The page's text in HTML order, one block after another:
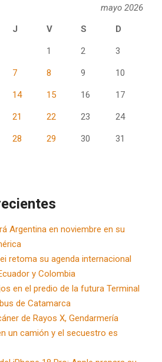
mayo 2026
J V S D
1 2 3
7 8 9 10
14 15 16 17
21 22 23 24
28 29 30 31
Argentina en noviembre en su
retoma su agenda internacional
y Colombia
en el predio de la futura Terminal
de Catamarca
de Rayos X, Gendarmería
un camión y el secuestro es